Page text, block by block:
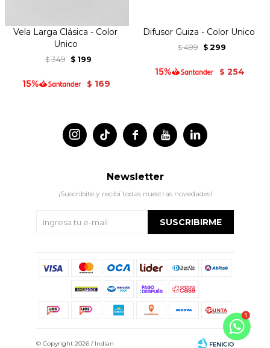
Vela Larga Clásica - Color
Unico
$ 349 $ 199
$ 169
Difusor Guiza - Color Unico
$ 499 $ 299
$ 254
 
 
Newsletter
¡Suscribite y recibí todas nuestras novedades!
SUSCRIBIRME
© Copyright 2026 / Indian